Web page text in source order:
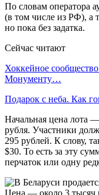
По словам оператора
(в том числе из РФ), а
но пока без задатка.
Сейчас читают
Хоккейное
Монументу…
Подарок с неба. Как
Начальная цена лота
рубля. Участники
295 рублей. К слову,
$30. То есть за эту
перчаток или одну